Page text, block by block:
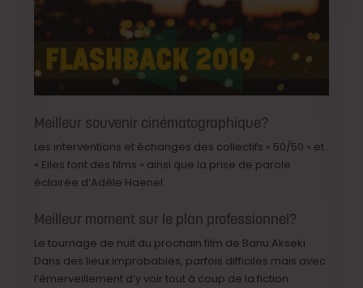
Meilleur souvenir cinématographique?
Les interventions et échanges des collectifs « 50/50 » et
« Elles font des films » ainsi que la prise de parole
éclairée d’Adèle Haenel.
Meilleur moment sur le plan professionnel?
Le tournage de nuit du prochain film de Banu Akseki.
Dans des lieux improbables, parfois difficiles mais avec
l’émerveillement d’y voir tout à coup de la fiction